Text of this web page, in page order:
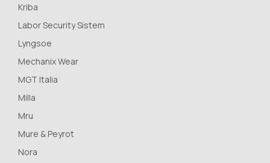
Kriba
Labor Security Sistem
Lyngsoe
Mechanix Wear
MGT Italia
Milla
Mru
Mure & Peyrot
Nora